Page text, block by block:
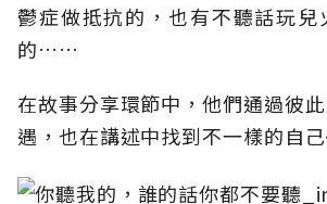
鬱症做抵抗的，也有不聽話玩兒
的……
在故事分享環節中，他們通過彼
遇，也在講述中找到不一樣的自